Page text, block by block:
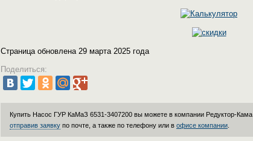
Страница обновлена 29 марта 2025 года
Поделиться:
Купить Насос ГУР КаМаЗ 6531-3407200 вы можете в компании Редуктор-Кама
отправив заявку по почте, а также по телефону или в офисе компании